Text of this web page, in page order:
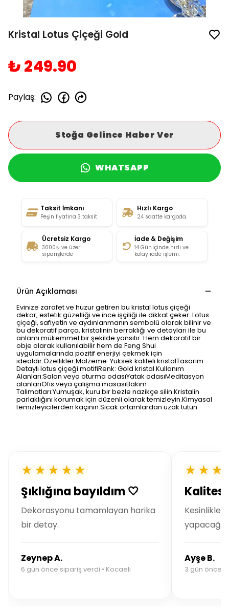
Kristal Lotus Çiçeği Gold
₺ 249.90
Paylaş:
Stoğa Gelince Haber Ver
WHATSAPP
Taksit İmkanı
Peşin fiyatına 3 taksit
Hızlı Kargo
24 saatte kargoda.
Ücretsiz Kargo
3000₺ ve üzeri
siparişlerde
İade & Değişim
14 Gün İçinde hızlı ve
kolay iade işlemi.
Ürün Açıklaması
Evinize zarafet ve huzur getiren bu kristal lotus çiçeği
dekor, estetik güzelliği ve ince işçiliği ile dikkat çeker. Lotus
çiçeği, safiyetin ve aydınlanmanın sembolü olarak bilinir ve
bu dekoratif parça, kristalinin berraklığı ve detayları ile bu
anlamı mükemmel bir şekilde yansıtır. Hem dekoratif bir
obje olarak kullanılabilir hem de Feng Shui
uygulamalarında pozitif enerjiyi çekmek için
idealdir.Özellikler:Malzeme: Yüksek kaliteli kristalTasarım:
Detaylı lotus çiçeği motifiRenk: Gold kristal Kullanım
Alanları:Salon veya oturma odasıYatak odasıMeditasyon
alanlarıOfis veya çalışma masasıBakım
Talimatları:Yumuşak, kuru bir bezle nazikçe silin.Kristalin
parlaklığını korumak için düzenli olarak temizleyin.Kimyasal
temizleyicilerden kaçının.Sıcak ortamlardan uzak tutun
★★★★★
Şıklığına bayıldım 🤍
Dekorasyonu tamamlayan harika
bir detay.
Zeynep A.
6 gün önce sipariş verdi • Kocaeli
Kesinlikle
Ayşe B.
3 gün önce